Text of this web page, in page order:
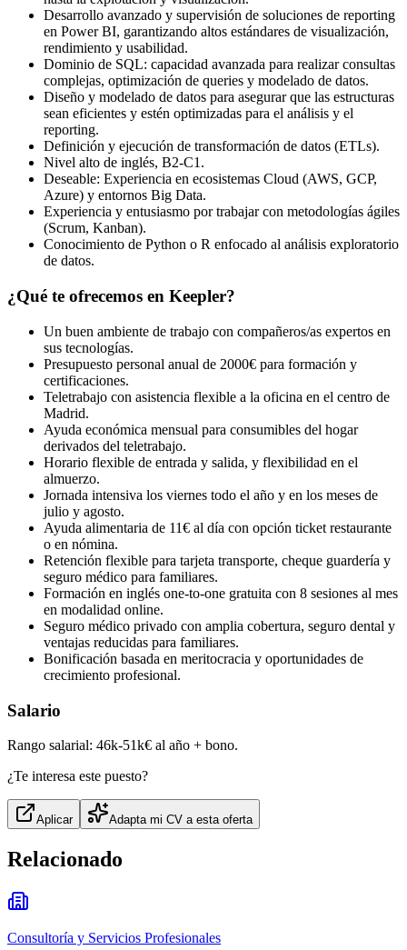
Desarrollo avanzado y supervisión de soluciones de reporting
en Power BI, garantizando altos estándares de visualización,
rendimiento y usabilidad.
Dominio de SQL: capacidad avanzada para realizar consultas
complejas, optimización de queries y modelado de datos.
Diseño y modelado de datos para asegurar que las estructuras
sean eficientes y estén optimizadas para el análisis y el
reporting.
Definición y ejecución de transformación de datos (ETLs).
Nivel alto de inglés, B2‑C1.
Deseable: Experiencia en ecosistemas Cloud (AWS, GCP,
Azure) y entornos Big Data.
Experiencia y entusiasmo por trabajar con metodologías ágiles
(Scrum, Kanban).
Conocimiento de Python o R enfocado al análisis exploratorio
de datos.
¿Qué te ofrecemos en Keepler?
Un buen ambiente de trabajo con compañeros/as expertos en
sus tecnologías.
Presupuesto personal anual de 2000€ para formación y
certificaciones.
Teletrabajo con asistencia flexible a la oficina en el centro de
Madrid.
Ayuda económica mensual para consumibles del hogar
derivados del teletrabajo.
Horario flexible de entrada y salida, y flexibilidad en el
almuerzo.
Jornada intensiva los viernes todo el año y en los meses de
julio y agosto.
Ayuda alimentaria de 11€ al día con opción ticket restaurante
o en nómina.
Retención flexible para tarjeta transporte, cheque guardería y
seguro médico para familiares.
Formación en inglés one‑to‑one gratuita con 8 sesiones al mes
en modalidad online.
Seguro médico privado con amplia cobertura, seguro dental y
ventajas reducidas para familiares.
Bonificación basada en meritocracia y oportunidades de
crecimiento profesional.
Salario
Rango salarial: 46k‑51k€ al año + bono.
¿Te interesa este puesto?
Aplicar Adapta mi CV a esta oferta
Relacionado
Consultoría y Servicios Profesionales